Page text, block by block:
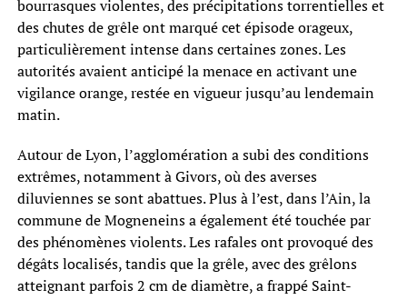
bourrasques violentes, des précipitations torrentielles et
des chutes de grêle ont marqué cet épisode orageux,
particulièrement intense dans certaines zones. Les
autorités avaient anticipé la menace en activant une
vigilance orange, restée en vigueur jusqu’au lendemain
matin.
Autour de Lyon, l’agglomération a subi des conditions
extrêmes, notamment à Givors, où des averses
diluviennes se sont abattues. Plus à l’est, dans l’Ain, la
commune de Mogneneins a également été touchée par
des phénomènes violents. Les rafales ont provoqué des
dégâts localisés, tandis que la grêle, avec des grêlons
atteignant parfois 2 cm de diamètre, a frappé Saint-